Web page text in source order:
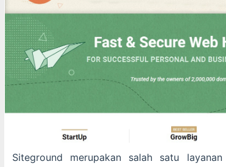
Siteground merupakan salah satu